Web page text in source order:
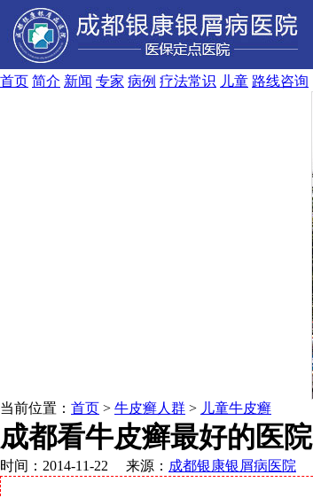
首页 简介 新闻 专家 病例 疗法常识 儿童 路线咨询
当前位置： 首页 > 牛皮癣人群 > 儿童牛皮癣
成都看牛皮癣最好的医院
时间：2014-11-22 来源： 成都银康银屑病医院